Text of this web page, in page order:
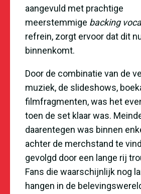
aangevuld met prachtige
meerstemmige backing
refrein, zorgt ervoor dat dit
binnenkomt.
Door de combinatie van de
muziek, de slideshows,
filmfragmenten, was het
toen de set klaar was.
daarentegen was binnen
achter de merchstand te
gevolgd door een lange rij
Fans die waarschijnlijk nog
hangen in de